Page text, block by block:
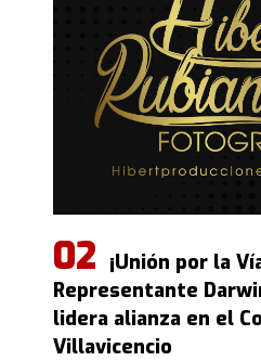
¡Unión por la
Representante
lidera alianza en el
Villavicencio